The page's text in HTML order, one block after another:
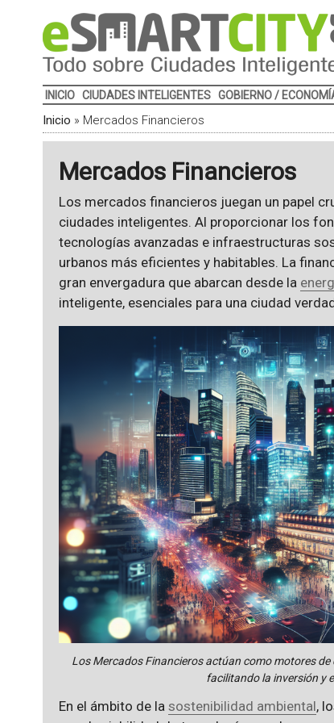
INICIO CIUDADES INTELIGENTES GOBIERNO /
Inicio » Mercados Financieros
Mercados Financieros
Los mercados financieros juegan un papel
ciudades inteligentes. Al proporcionar los
tecnologías avanzadas e infraestructuras
urbanos más eficientes y habitables. La
gran envergadura que abarcan desde la
inteligente, esenciales para una ciudad
Los Mercados Financieros actúan como motores
facilitando la inversión y
En el ámbito de la sostenibilidad ambiental,